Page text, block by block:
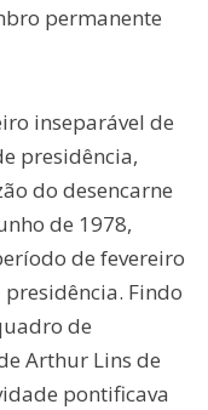
permanente
inseparável de
presidência,
do desencarne
de 1978,
de fevereiro
Findo
de
Arthur Lins de
pontificava